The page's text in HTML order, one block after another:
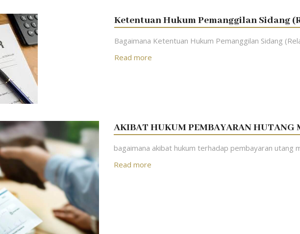
Ketentuan Hukum Pemanggilan Sidang
Bagaimana Ketentuan Hukum Pemanggilan Sidang
Read more
AKIBAT HUKUM PEMBAYARAN HUTANG
bagaimana akibat hukum terhadap pembayaran utang
Read more